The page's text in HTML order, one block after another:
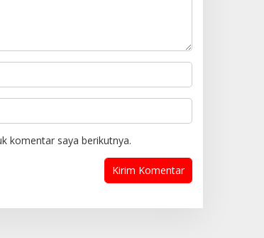
komentar saya berikutnya.